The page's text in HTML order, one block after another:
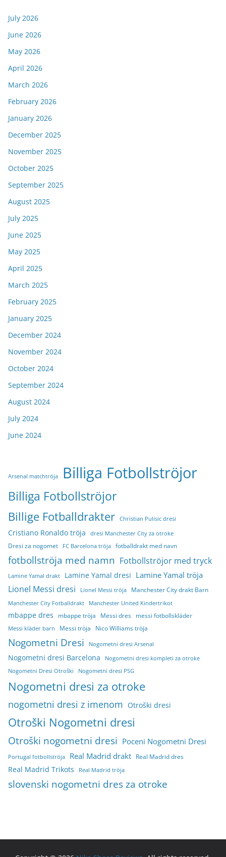
July 2026
June 2026
May 2026
April 2026
March 2026
February 2026
January 2026
December 2025
November 2025
October 2025
September 2025
August 2025
July 2025
June 2025
May 2025
April 2025
March 2025
February 2025
January 2025
December 2024
November 2024
October 2024
September 2024
August 2024
July 2024
June 2024
Arsenal matchtröja Billiga Fotbollströjor
Billiga Fotbollströjor
Billige Fotballdrakter Christian Pulisic dresi
Cristiano Ronaldo tröja dresi Manchester City za otroke
Dresi za nogomet FC Barcelona tröja fotballdrakt med navn
fotbollströja med namn Fotbollströjor med tryck
Lamine Yamal drakt Lamine Yamal dresi Lamine Yamal tröja
Lionel Messi dresi Lionel Messi tröja Manchester City drakt Barn
Manchester City Fotballdrakt Manchester United Kindertrikot
mbappe dres mbappe tröja Messi dres messi fotbollskläder
Messi kläder barn Messi tröja Nico Williams tröja
Nogometni Dresi Nogometni dresi Arsenal
Nogometni dresi Barcelona
Nogometni dresi kompleti za otroke
Nogometni Dresi Otroški
Nogometni dresi PSG
Nogometni dresi za otroke
nogometni dresi z imenom Otroški dresi
Otroški Nogometni dresi
Otroški nogometni dresi Poceni Nogometni Dresi
Portugal fotbollströja Real Madrid drakt Real Madrid dres
Real Madrid Trikots Real Madrid tröja
slovenski nogometni dres za otroke